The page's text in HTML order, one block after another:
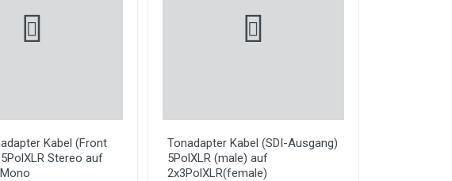
Kabel (Front
Stereo auf
Tonadapter Kabel (SDI-Ausgang)
5PolXLR (male) auf
2x3PolXLR(female)